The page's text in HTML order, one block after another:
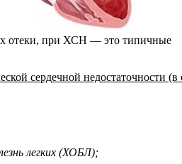
отеки, при ХСН — это типичные
сердечной недостаточности (в
легких (ХОБЛ);